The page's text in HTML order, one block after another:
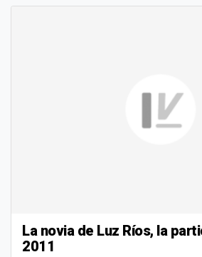
La novia de Luz Ríos, la
2011